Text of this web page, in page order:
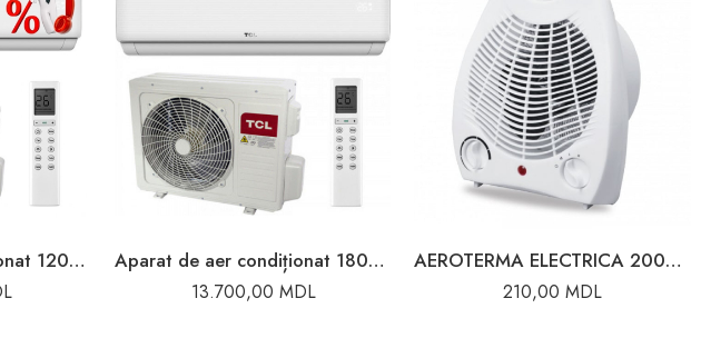
Aparat de aer condiționat 12000BTU 35m2 TCL Aparat de aer condiționat 18000BTU 50m2 TCL
13.700,00 MDL
AEROTERMA ELECTRICA 2000W CU PROTECTIE LA SUPRAINCALZIRE
210,00 MDL